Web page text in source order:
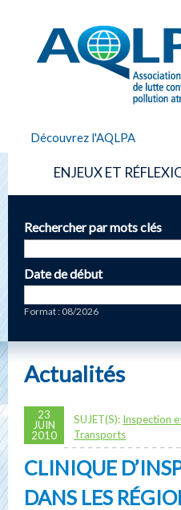
AQLPA
Découvrez l'AQLPA
ENJEUX ET
Rechercher par mots clés
Date de début
Format : 08/2026
Actualités
23
JUIN
2010
SUJET(S): Inspection
Transports
CLINIQUE
DANS LES